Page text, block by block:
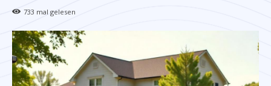
733 mal gelesen